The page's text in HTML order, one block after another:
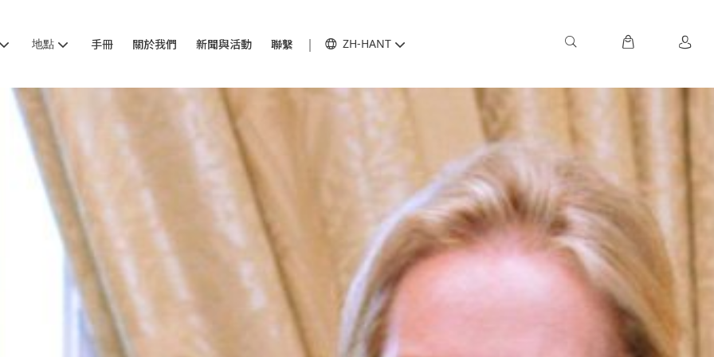
地點 手冊 關於我們 新聞與活動 聯繫 ZH-HANT